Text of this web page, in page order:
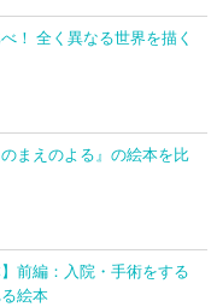
！ 全く異なる世界を描く
まえのよる』の絵本を比
前編：入院・手術をする
絵本